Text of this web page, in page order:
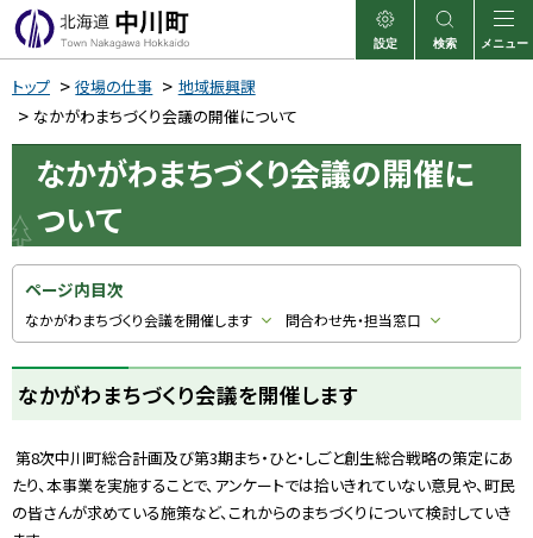
本
へ
ニ
ー
へ
中川町 表示
設定
検索
サイト内検索
メニュー
トップ 役場の仕事
地域振興課
なかがわまちづくり会議の開催について
なかがわまちづくり会議の開催に
ついて
ページ内目次
なかがわまちづくり会議を開催します 問合わせ先・担当窓口
なかがわまちづくり会議を開催します
第8次中川町総合計画及び第3期まち・ひと・しごと創生総合戦略の策定にあ
たり、本事業を実施することで、アンケートでは拾いきれていない意見や、町民
の皆さんが求めている施策など、これからのまちづくりについて検討していき